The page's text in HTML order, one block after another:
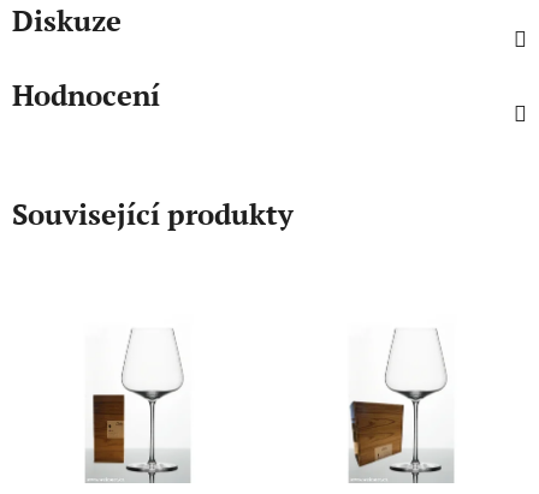
Diskuze
Hodnocení
Související produkty